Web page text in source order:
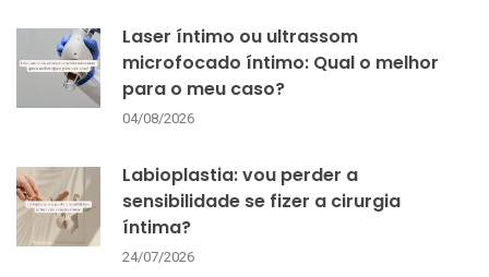
Laser íntimo ou ultrassom
microfocado íntimo: Qual o melhor
para o meu caso?
04/08/2026
Labioplastia: vou perder a
sensibilidade se fizer a cirurgia
íntima?
24/07/2026